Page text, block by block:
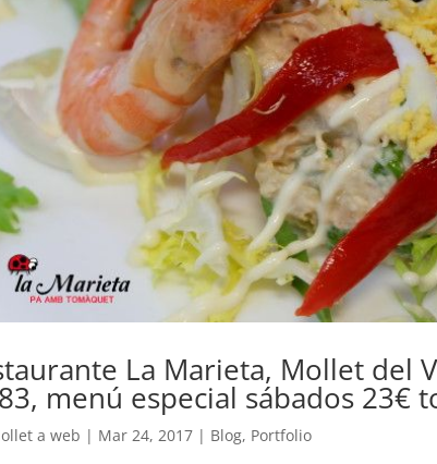
La Marieta, Mollet del
menú especial sábados 23€
a web | Mar 24, 2017 | Blog, Portfolio